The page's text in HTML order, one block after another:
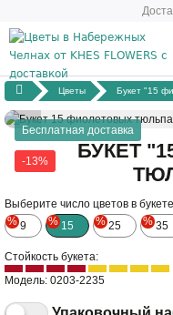
Цветы Букет "15
Бесплатная доставка
-13%
БУКЕТ
Выберите число цветов в
% 9 % 15 % 25 % 35
Стойкость букета:
Модель: 0203-2235